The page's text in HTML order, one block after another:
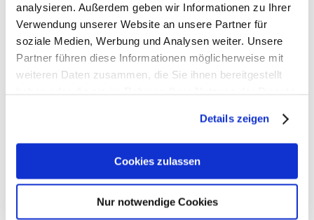
analysieren. Außerdem geben wir Informationen zu Ihrer
Verwendung unserer Website an unsere Partner für
soziale Medien, Werbung und Analysen weiter. Unsere
Partner führen diese Informationen möglicherweise mit
weiteren Daten zusammen, die Sie ihnen bereitgestellt
Details zeigen
Cookies zulassen
Nur notwendige Cookies
Artikelbeschreibung Coocazoo Schlampermäppchen
EVERY 2025
- Gewicht: ca. 170 g
- Volumen: ca. 1,5 l
✅ Top-Features auf einen Blick:
- Viel Platz für Stifte und mehr